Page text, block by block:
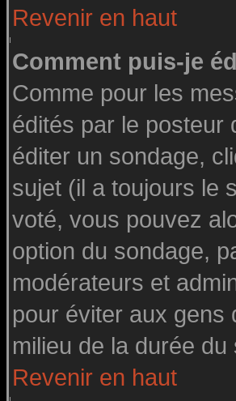
Revenir en haut
Comment puis-je
Comme pour les
édités par le posteur
éditer un sondage,
sujet (il a toujours le
voté, vous pouvez
option du sondage,
modérateurs et
pour éviter aux gens
milieu de la durée du
Revenir en haut